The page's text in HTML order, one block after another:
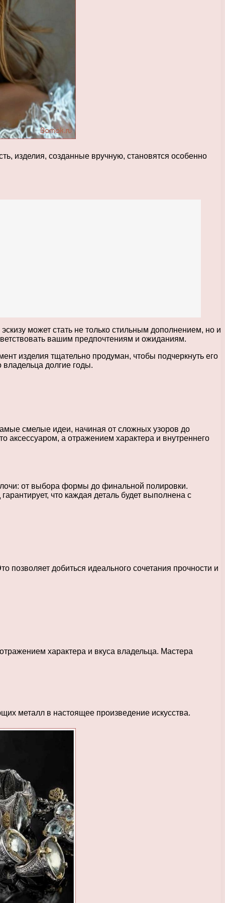
изделия, созданные вручную, становятся особенно
может стать не только стильным дополнением, но и
вашим предпочтениям и ожиданиям.
изделия тщательно продуман, чтобы подчеркнуть его
владельца долгие годы.
смелые идеи, начиная от сложных узоров до
аксессуаром, а отражением характера и внутреннего
от выбора формы до финальной полировки.
что каждая деталь будет выполнена с
позволяет добиться идеального сочетания прочности и
характера и вкуса владельца. Мастера
металл в настоящее произведение искусства.